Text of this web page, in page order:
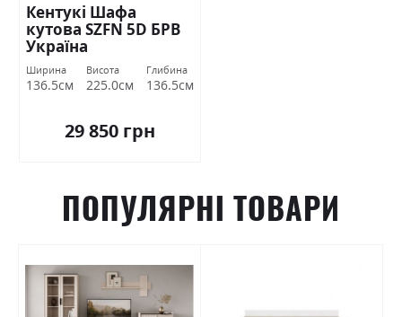
Кентукі Шафа
кутова SZFN 5D БРВ
Україна
Ширина
136.5см
Висота
225.0см
Глибина
136.5см
29 850 грн
ПОПУЛЯРНІ ТОВАРИ